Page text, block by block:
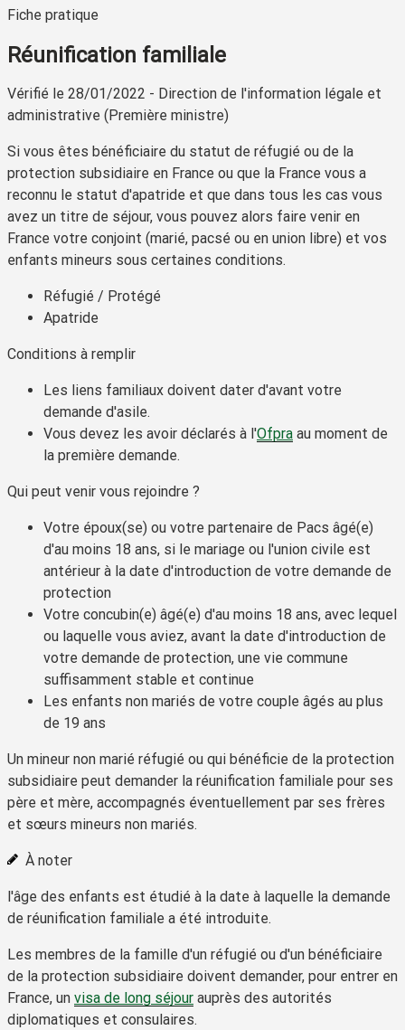
Fiche pratique
Réunification familiale
Vérifié le 28/01/2022 - Direction de l'information légale et
administrative (Première ministre)
Si vous êtes bénéficiaire du statut de réfugié ou de la
protection subsidiaire en France ou que la France vous a
reconnu le statut d'apatride et que dans tous les cas vous
avez un titre de séjour, vous pouvez alors faire venir en
France votre conjoint (marié, pacsé ou en union libre) et vos
enfants mineurs sous certaines conditions.
Réfugié / Protégé
Apatride
Conditions à remplir
Les liens familiaux doivent dater d'avant votre
demande d'asile.
Vous devez les avoir déclarés à l'Ofpra au moment de
la première demande.
Qui peut venir vous rejoindre ?
Votre époux(se) ou votre partenaire de Pacs âgé(e)
d'au moins 18 ans, si le mariage ou l'union civile est
antérieur à la date d'introduction de votre demande de
protection
Votre concubin(e) âgé(e) d'au moins 18 ans, avec lequel
ou laquelle vous aviez, avant la date d'introduction de
votre demande de protection, une vie commune
suffisamment stable et continue
Les enfants non mariés de votre couple âgés au plus
de 19 ans
Un mineur non marié réfugié ou qui bénéficie de la protection
subsidiaire peut demander la réunification familiale pour ses
père et mère, accompagnés éventuellement par ses frères
et sœurs mineurs non mariés.
À noter
l'âge des enfants est étudié à la date à laquelle la demande
de réunification familiale a été introduite.
Les membres de la famille d'un réfugié ou d'un bénéficiaire
de la protection subsidiaire doivent demander, pour entrer en
France, un visa de long séjour auprès des autorités
diplomatiques et consulaires.